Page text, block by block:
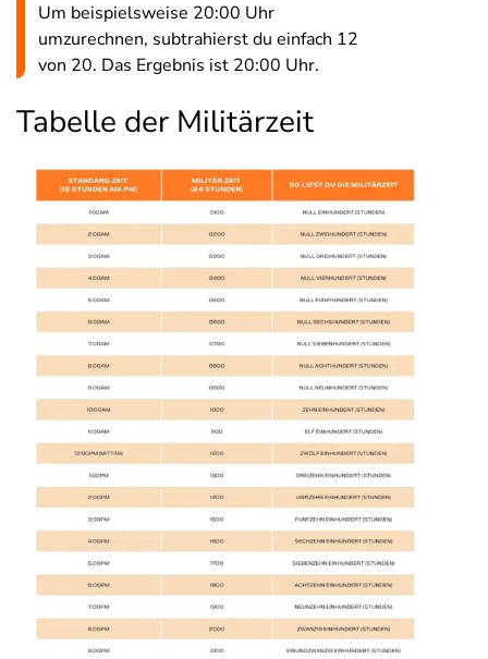
Um beispielsweise 20:00 Uhr
umzurechnen, subtrahierst du einfach 12
von 20. Das Ergebnis ist 20:00 Uhr.
Tabelle der Militärzeit